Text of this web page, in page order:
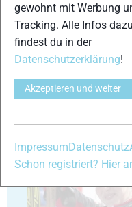
gewohnt mit Werbung
Tracking. Alle Infos dazu
findest du in der
Datenschutzerklärung!
Akzeptieren und weiter
Impressum Datenschutz
Schon registriert? Hier